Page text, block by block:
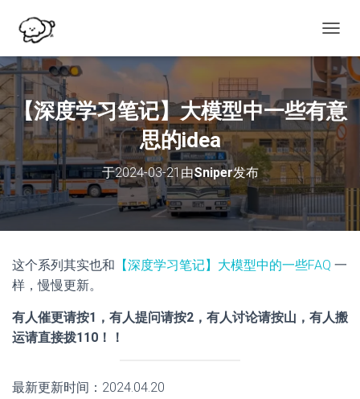
换
导
航
【深度学习笔记】大模型中一些有意
思的idea
于2024-03-21 由Sniper发布
这个系列其实也和 【深度学习笔记】大模型中的一些FAQ 一
样，慢慢更新。
有人催更请按1，有人提问请按2，有人讨论请按山，有人搬
运请直接拨110！！
最新更新时间：2024.04.20